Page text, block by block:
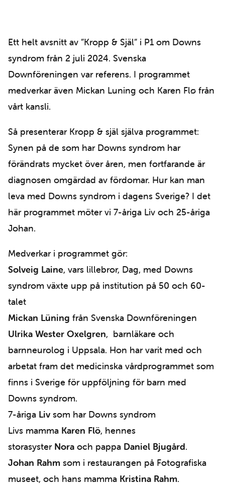
Ett helt avsnitt av ”Kropp & Själ” i P1 om Downs
syndrom från 2 juli 2024. Svenska
Downföreningen var referens. I programmet
medverkar även Mickan Luning och Karen Flø från
vårt kansli.
Så presenterar Kropp & själ själva programmet:
Synen på de som har Downs syndrom har
förändrats mycket över åren, men fortfarande är
diagnosen omgärdad av fördomar. Hur kan man
leva med Downs syndrom i dagens Sverige? I det
här programmet möter vi 7-åriga Liv och 25-åriga
Johan.
Medverkar i programmet gör:
Solveig Laine, vars lillebror, Dag, med Downs
syndrom växte upp på institution på 50 och 60-
talet
Mickan Lüning från Svenska Downföreningen
Ulrika Wester Oxelgren, barnläkare och
barnneurolog i Uppsala. Hon har varit med och
arbetat fram det medicinska vårdprogrammet som
finns i Sverige för uppföljning för barn med
Downs syndrom.
7-åriga Liv som har Downs syndrom
Livs mamma Karen Flö, hennes
storasyster Nora och pappa Daniel Bjugård.
Johan Rahm som i restaurangen på Fotografiska
museet, och hans mamma Kristina Rahm.